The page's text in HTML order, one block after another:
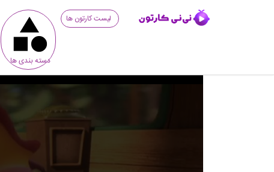
لیست کارتون ها
دسته بندی ها